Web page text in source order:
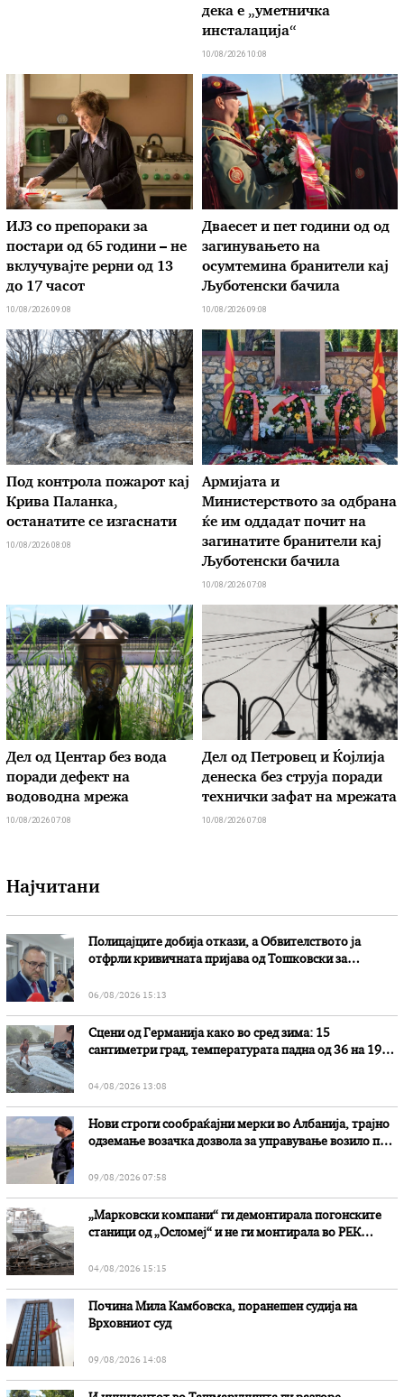
дека е „уметничка
инсталација“
10/08/2026 10:08
ИЈЗ со препораки за
постари од 65 години – не
вклучувајте рерни од 13
до 17 часот
10/08/2026 09:08
Дваесет и пет години од од
загинувањето на
осумтемина бранители кај
Љуботенски бачила
10/08/2026 09:08
Под контрола пожарот кај
Крива Паланка,
останатите се изгаснати
10/08/2026 08:08
Армијата и
Министерството за одбрана
ќе им оддадат почит на
загинатите бранители кај
Љуботенски бачила
10/08/2026 07:08
Дел од Центар без вода
поради дефект на
водоводна мрежа
10/08/2026 07:08
Дел од Петровец и Ќојлија
денеска без струја поради
технички зафат на мрежата
10/08/2026 07:08
Најчитани
Полицајците добија откази, а Обвителството ја
отфрли кривичната пријава од Тошковски за
06/08/2026 15:13
Сцени од Германија како во сред зима: 15
сантиметри град, температурата падна од 36 на 19
04/08/2026 13:08
Нови строги сообраќајни мерки во Aлбанија, трајно
одземање возачка дозвола за управување возило под
09/08/2026 07:58
„Марковски компани“ ги демонтирала погонските
станици од „Осломеј“ и не ги монтирала во РЕК
04/08/2026 15:15
Почина Мила Камбовска, поранешен судија на
Врховниот суд
09/08/2026 14:08